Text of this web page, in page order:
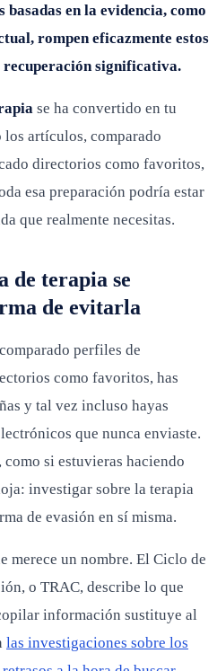
en la evidencia, como
rompen eficazmente estos
recuperación significativa.
se ha convertido en tu
artículos, comparado
directorios como favoritos,
esa preparación podría estar
que realmente necesitas.
de terapia se
de evitarla
perfiles de
como favoritos, has
y tal vez incluso hayas
que nunca enviaste.
como si estuvieras haciendo
investigar sobre la terapia
de evasión en sí misma.
merece un nombre. El Ciclo de
o TRAC, describe lo que
información sustituye al
las investigaciones sobre los